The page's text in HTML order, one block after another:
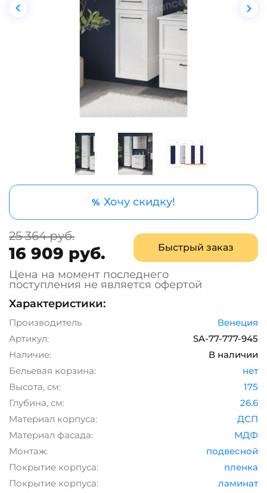
% Хочу скидку!
25 364 руб.
16 909 руб. Быстрый заказ
Цена на момент последнего
поступления не является офертой
Характеристики:
Производитель
Венеция
Артикул:
SA-77-777-945
Наличие:
В наличии
Бельевая корзина:
нет
Высота, см:
175
Глубина, см:
26.6
Материал корпуса:
ДСП
Материал фасада:
МДФ
Монтаж:
подвесной
Покрытие корпуса:
пленка
Покрытие корпуса:
ламинат